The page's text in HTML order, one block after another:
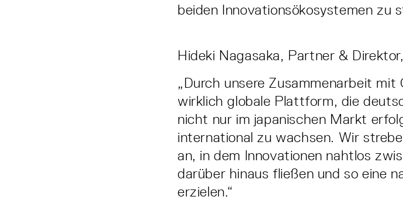
beiden Innovationsökosystemen zu
Hideki Nagasaka, Partner &
„Durch unsere Zusammenarbeit
wirklich globale Plattform, die
nicht nur im japanischen Markt
international zu wachsen. Wir
an, in dem Innovationen nahtlos
darüber hinaus fließen und so eine
erzielen.“